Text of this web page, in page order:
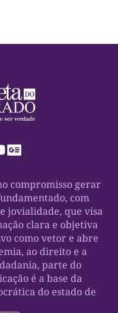
compromisso gerar
com
jovialidade, que visa
clara e objetiva
como vetor e abre
ao direito e a
parte do
é a base da
do estado de